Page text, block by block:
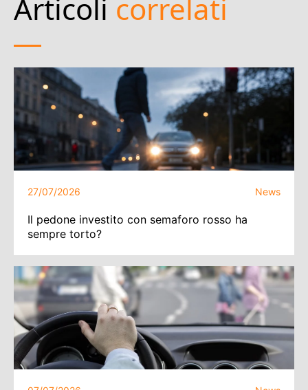
Articoli correlati
27/07/2026 News
Il pedone investito con semaforo rosso ha
sempre torto?